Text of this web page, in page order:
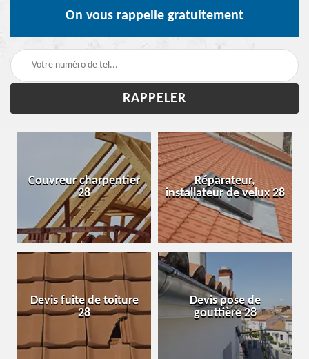
On vous rappelle gratuitement
Couvreur charpentier
28
Réparateur,
installateur de velux 28
Devis fuite de toiture
28
Devis pose de
gouttière 28